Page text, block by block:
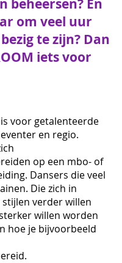
beheersen? En
om veel uur
te zijn? Dan
iets voor
is voor getalenteerde
en regio.
op een mbo- of
Dansers die veel
Die zich in
verder willen
willen worden
hoe je bijvoorbeeld